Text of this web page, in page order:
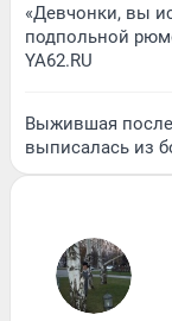
«Девчонки, вы
подпольной
YA62.RU
Выжившая после
выписалась из